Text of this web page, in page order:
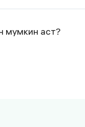
мумкин аст?